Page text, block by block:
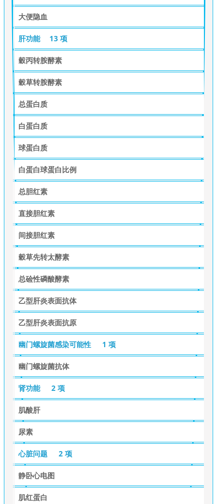
大便隐血
肝功能 13 项
穀丙转胺酵素
穀草转胺酵素
总蛋白质
白蛋白质
球蛋白质
白蛋白球蛋白比例
总胆红素
直接胆红素
间接胆红素
穀草先转太酵素
总硷性磷酸酵素
乙型肝炎表面抗体
乙型肝炎表面抗原
幽门螺旋菌感染可能性 1 项
幽门螺旋菌抗体
肾功能 2 项
肌酸肝
尿素
心脏问题 2 项
静卧心电图
肌红蛋白